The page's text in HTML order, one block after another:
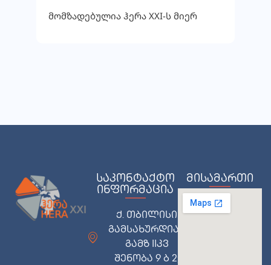
მომზადებულია ჰერა XXI-ს მიერ
საკონტაქტო
ინფორმაცია
ქ. თბილისი
გამსახურდიას
გამზ IIკვ
შენობა 9 ბ 2;
მისამართი